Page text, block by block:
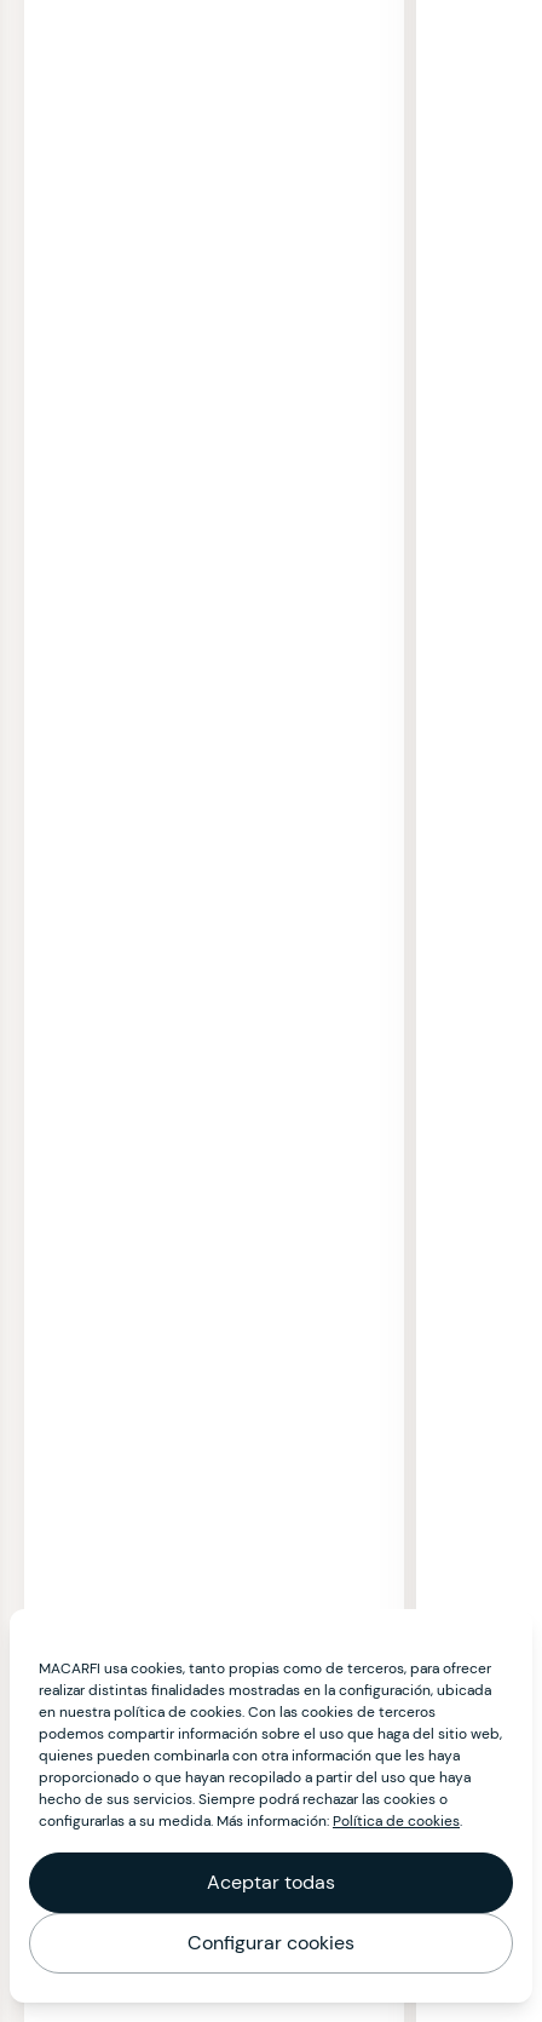
MACARFI usa cookies, tanto propias como de terceros, para ofrecer
realizar distintas finalidades mostradas en la configuración, ubicada
en nuestra política de cookies. Con las cookies de terceros
podemos compartir información sobre el uso que haga del sitio web,
quienes pueden combinarla con otra información que les haya
proporcionado o que hayan recopilado a partir del uso que haya
hecho de sus servicios. Siempre podrá rechazar las cookies o
configurarlas a su medida. Más información:Política de cookies.
Aceptar todas
Configurar cookies